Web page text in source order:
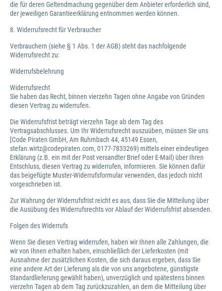
die für deren Geltendmachung gegenüber dem Anbieter erforderlich sind,
der jeweiligen Garantieerklärung entnommen werden können.
8. Widerrufsrecht für Verbraucher
Verbrauchern (siehe § 1 Abs. 1 der AGB) steht das nachfolgende
Widerrufsrecht zu:
Widerrufsbelehrung
Widerrufsrecht
Sie haben das Recht, binnen vierzehn Tagen ohne Angabe von Gründen
diesen Vertrag zu widerrufen.
Die Widerrufsfrist beträgt vierzehn Tage ab dem Tag des
Vertragsabschlusses. Um Ihr Widerrufsrecht auszuüben, müssen Sie uns
[Code Piraten GmbH, Am Ruhmbach 44, 45149 Essen,
stefan.wirtz@codepiraten.com, 0177-7833269) mittels einer eindeutigen
Erklärung (z.B. ein mit der Post versandter Brief oder E-Mail) über Ihren
Entschluss, diesen Vertrag zu widerrufen, informieren. Sie können dafür
das beigefügte Muster-Widerrufsformular verwenden, das jedoch nicht
vorgeschrieben ist.
Zur Wahrung der Widerrufsfrist reicht es aus, dass Sie die Mitteilung über
die Ausübung des Widerrufsrechts vor Ablauf der Widerrufsfrist absenden.
Folgen des Widerrufs
Wenn Sie diesen Vertrag widerrufen, haben wir Ihnen alle Zahlungen, die
wir von Ihnen erhalten haben, einschließlich der Lieferkosten (mit
Ausnahme der zusätzlichen Kosten, die sich daraus ergeben, dass Sie
eine andere Art der Lieferung als die von uns angebotene, günstigste
Standardlieferung gewählt haben), unverzüglich und spätestens binnen
vierzehn Tagen ab dem Tag zurückzuzahlen, an dem die Mitteilung über